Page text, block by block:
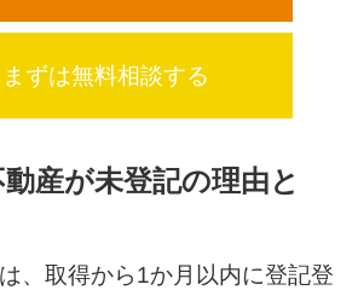
まずは無料相談する
産が未登記の理由と
、取得から1か月以内に登記登